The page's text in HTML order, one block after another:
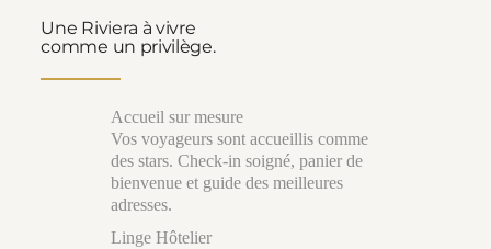
Une Riviera à vivre
comme un privilège.
Accueil sur mesure
Vos voyageurs sont accueillis comme
des stars. Check-in soigné, panier de
bienvenue et guide des meilleures
adresses.
Linge Hôtelier